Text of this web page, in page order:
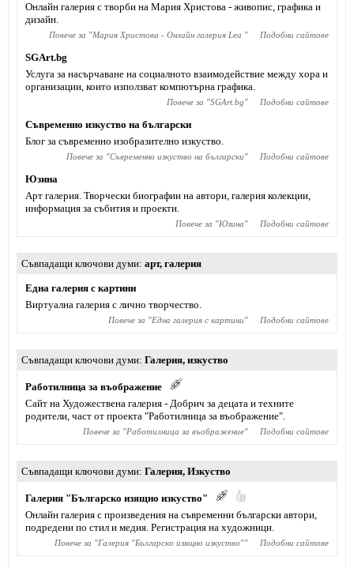
Онлайн галерия с творби на Мария Христова - живопис, графика и
дизайн.
Повече за "Мария Христова - Онлайн галерия Lea " Подобни сайтове
SGArt.bg
Услуга за насърчаване на социалното взаимодействие между хора и
организации, които използват компютърна графика.
Повече за "SGArt.bg" Подобни сайтове
Съвременно изкуство на български
Блог за съвременно изобразително изкуство.
Повече за "Съвременно изкуство на български" Подобни сайтове
Юзина
Арт галерия. Творчески биографии на автори, галерия колекции,
информация за събития и проекти.
Повече за "Юзина" Подобни сайтове
Съвпадащи ключови думи арт, галерия
Една галерия с картини
Виртуална галерия с лично творчество.
Повече за "Една галерия с картини" Подобни сайтове
Съвпадащи ключови думи Галерия, изкуство
Работилница за въображение
Сайт на Художествена галерия - Добрич за децата и техните
родители, част от проекта "Работилница за въображение".
Повече за "Работилница за въображение" Подобни сайтове
Съвпадащи ключови думи Галерия, Изкуство
Галерия "Българско изящно изкуство"
Онлайн галерия с произведения на съвременни български автори,
подредени по стил и медия. Регистрация на художници.
Повече за "Галерия "Българско изящно изкуство"" Подобни сайтове